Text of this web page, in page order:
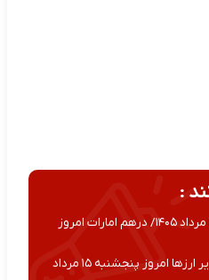
:
قیمت درهم امروز جمعه ۱۶ مرداد ۱۴۰۵/ درهم امارات امروز
قیمت جدید دلار، یورو و سایر ارزها امروز پنجشنبه ۱۵ مرداد